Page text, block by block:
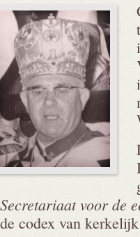
Secretariaat voor de
de codex van